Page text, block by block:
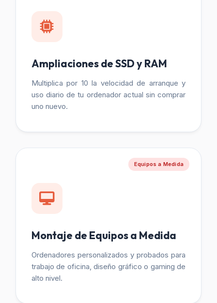
Ampliaciones de SSD y RAM
Multiplica por 10 la velocidad de arranque y
uso diario de tu ordenador actual sin comprar
uno nuevo.
Equipos a Medida
Montaje de Equipos a Medida
Ordenadores personalizados y probados para
trabajo de oficina, diseño gráfico o gaming de
alto nivel.